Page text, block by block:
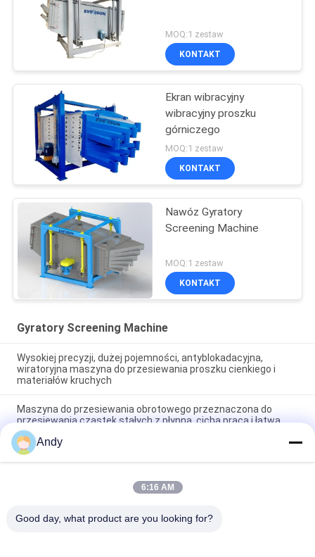
MOQ:1 zestaw
KONTAKT
Ekran wibracyjny
wibracyjny proszku
górniczego
MOQ:1 zestaw
KONTAKT
Nawóz Gyratory
Screening Machine
MOQ:1 zestaw
KONTAKT
Gyratory Screening Machine
Wysokiej precyzji, dużej pojemności, antyblokadacyjna,
wiratoryjna maszyna do przesiewania proszku cienkiego i
materiałów kruchych
Maszyna do przesiewania obrotowego przeznaczona do
przesiewania cząstek stałych z płynną, cichą pracą i łatwą
konserwacją
Gyratory Screening Machine Employing Planar Cyclone Screen
Separation (maszyna do przesiewania zwrotnego,
wykorzystująca technologię płaskości ekranu cyklonów w celu
Andy
6:16 AM
Good day, what product are you looking for?